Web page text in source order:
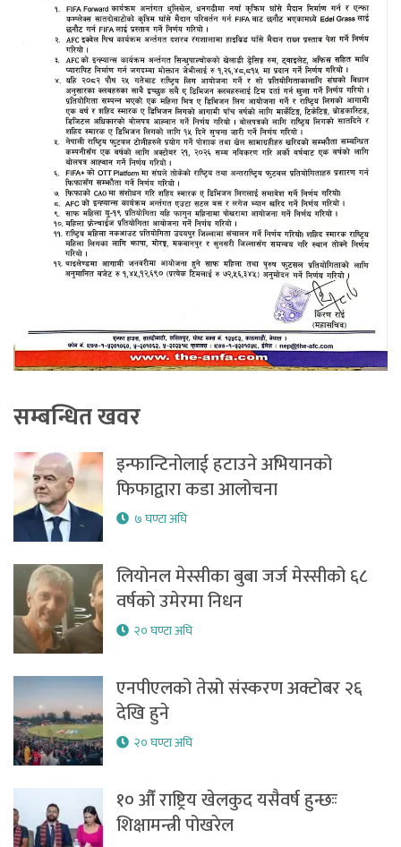
सम्बन्धित खवर
इन्फान्टिनोलाई हटाउने अभियानको
फिफाद्वारा कडा आलोचना
७ घण्टा अघि
लियोनल मेस्सीका बुबा जर्ज मेस्सीको ६८
वर्षको उमेरमा निधन
२० घण्टा अघि
एनपीएलको तेस्रो संस्करण अक्टोबर २६
देखि हुने
२० घण्टा अघि
१० औँ राष्ट्रिय खेलकुद यसैवर्ष हुन्छःः
शिक्षामन्त्री पोखरेल